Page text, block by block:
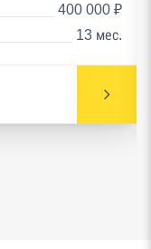
400 000 ₽
13 мес.